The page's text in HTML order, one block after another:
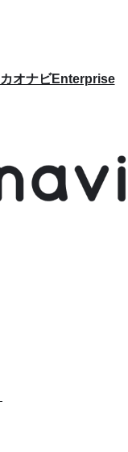
カオナビEnterprise